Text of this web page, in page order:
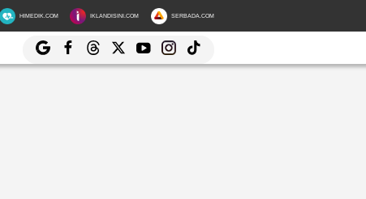
HIMEDIK.COM IKLANDISINI.COM SERBADA.COM